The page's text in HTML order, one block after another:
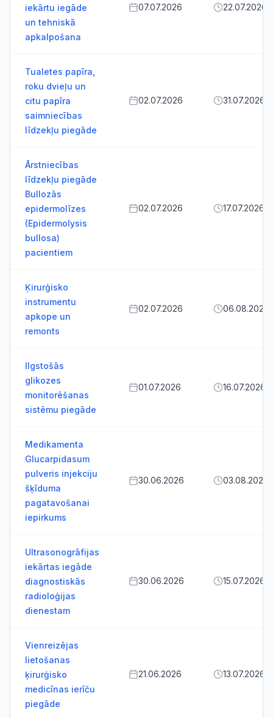
iekārtu iegāde
un tehniskā
apkalpošana
07.07.2026 22.07.2026
Tualetes papīra,
roku dvieļu un
citu papīra
saimniecības
līdzekļu piegāde
02.07.2026 31.07.2026
Ārstniecības
līdzekļu piegāde
Bullozās
epidermolīzes
(Epidermolysis
bullosa)
pacientiem
02.07.2026 17.07.2026
Ķirurģisko
instrumentu
apkope un
remonts
02.07.2026 06.08.2026
Ilgstošās
glikozes
monitorēšanas
sistēmu piegāde
01.07.2026 16.07.2026
Medikamenta
Glucarpidasum
pulveris injekciju
šķīduma
pagatavošanai
iepirkums
30.06.2026 03.08.2026
Ultrasonogrāfijas
iekārtas iegāde
diagnostiskās
radioloģijas
dienestam
30.06.2026 15.07.2026
Vienreizējas
lietošanas
ķirurģisko
medicīnas ierīču
piegāde
21.06.2026 13.07.2026